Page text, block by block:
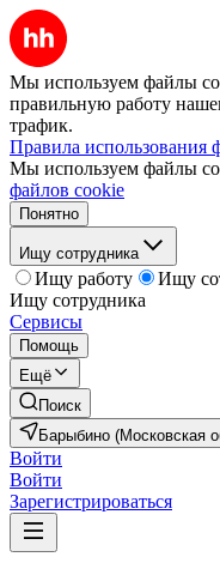
Мы используем файлы
правильную работу
трафик.
Правила использования
Мы используем файлы
файлов cookie
Понятно
Ищу сотрудника
Ищу работу
Ищу
Ищу сотрудника
Сервисы
Помощь
Ещё
Поиск
Барыбино (Московская
Войти
Войти
Зарегистрироваться